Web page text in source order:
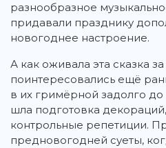
разнообразное
придавали празднику
новогоднее настроение.
А как оживала эта сказка
поинтересовались ещё
в их гримёрной задолго
шла подготовка
контрольные репетиции.
предновогодней суеты,